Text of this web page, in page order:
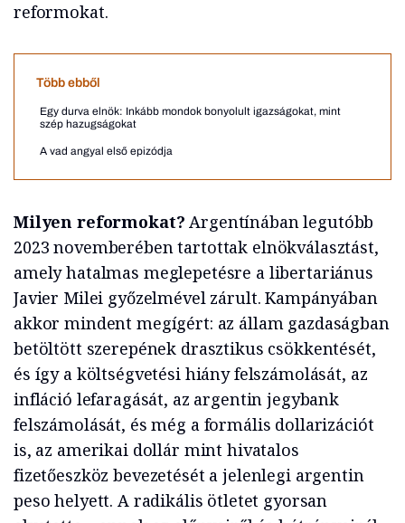
reformokat.
Több ebből
Egy durva elnök: Inkább mondok bonyolult igazságokat, mint
szép hazugságokat
A vad angyal első epizódja
Milyen reformokat?Argentínában legutóbb
2023 novemberében tartottak elnökválasztást,
amely hatalmas meglepetésre a libertariánus
Javier Milei győzelmével zárult. Kampányában
akkor mindent megígért: az állam gazdaságban
betöltött szerepének drasztikus csökkentését,
és így a költségvetési hiány felszámolását, az
infláció lefaragását, az argentin jegybank
felszámolását, és még a formális dollarizációt
is, az amerikai dollár mint hivatalos
fizetőeszköz bevezetését a jelenlegi argentin
peso helyett. A radikális ötletet gyorsan